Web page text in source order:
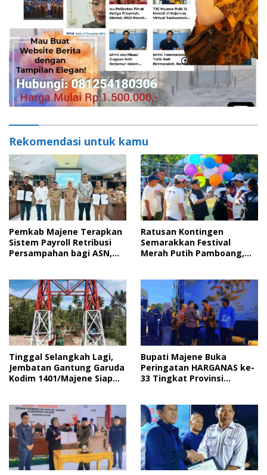
Rekomendasi untuk kamu
Pemkab Majene Terapkan
Sistem Payroll Retribusi
Persampahan bagi ASN,
Ratusan Kontingen
Semarakkan Festival
Merah Putih Pamboang,
Tanah Air
Tinggal Selangkah Lagi,
Jembatan Gantung Garuda
Kodim 1401/Majene Siap
Bupati Majene Buka
Peringatan HARGANAS ke-
33 Tingkat Provinsi
Keluarga